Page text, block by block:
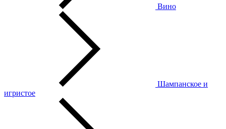
Вино
Шампанское и
игристое